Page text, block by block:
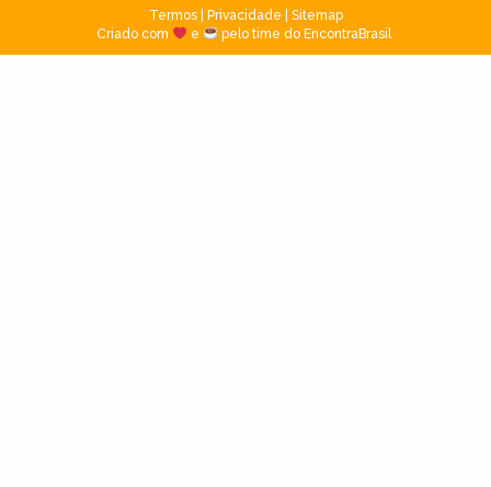
Termos| Privacidade
Sitemap
Criado com
e pelo time do EncontraBrasil